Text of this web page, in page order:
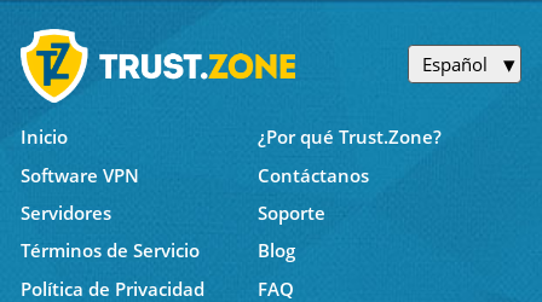
Español
Inicio
¿Por qué Trust.Zone?
Software VPN
Contáctanos
Servidores
Soporte
Términos de Servicio
Blog
Política de Privacidad
FAQ